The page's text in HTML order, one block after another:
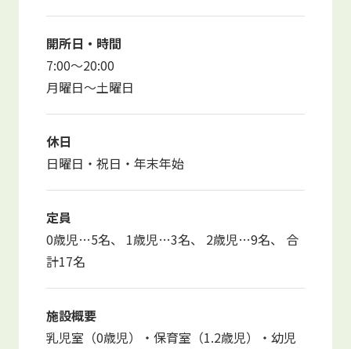
開所日・時間
7:00～20:00
月曜日～土曜日
休日
日曜日・祝日・年末年始
定員
0歳児…5名、 1歳児…3名、 2歳児…9名、 合
計17名
施設概要
乳児室（0歳児）・保育室（1.2歳児）・幼児